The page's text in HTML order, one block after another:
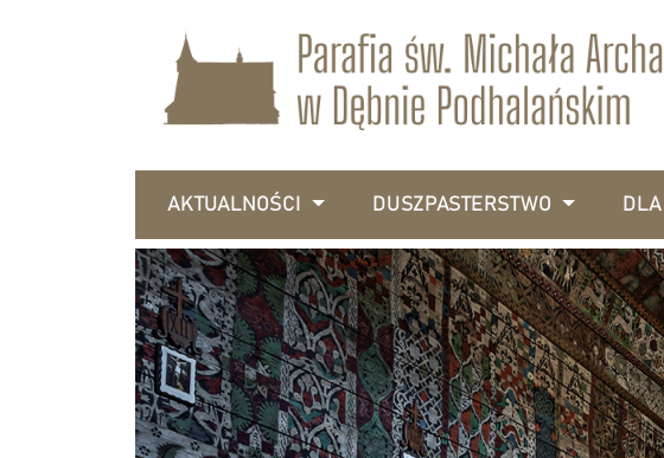
AKTUALNOŚCI DUSZPASTERSTWO